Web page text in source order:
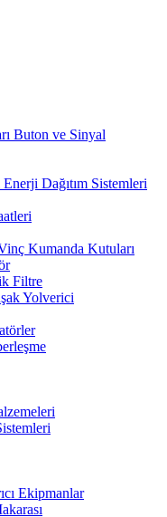
Buton ve Sinyal
Enerji Dağıtım Sistemleri
Kumanda Kutuları
Filtre
Yolverici
Ekipmanlar